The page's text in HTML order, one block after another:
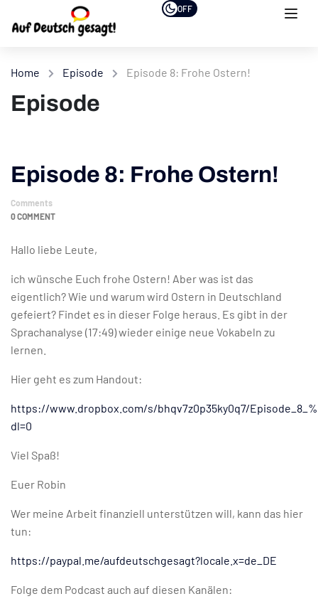
OFF
Home Episode Episode 8: Frohe Ostern!
Episode
Episode 8: Frohe Ostern!
Comments
0 COMMENT
Hallo liebe Leute,
ich wünsche Euch frohe Ostern! Aber was ist das
eigentlich? Wie und warum wird Ostern in Deutschland
gefeiert? Findet es in dieser Folge heraus. Es gibt in der
Sprachanalyse (17:49) wieder einige neue Vokabeln zu
lernen.
Hier geht es zum Handout:
https://www.dropbox.com/s/bhqv7z0p35ky0q7/
dl=0
Viel Spaß!
Euer Robin
Wer meine Arbeit finanziell unterstützen will, kann das hier
tun:
https://paypal.me/aufdeutschgesagt?locale.x=de_DE
Folge dem Podcast auch auf diesen Kanälen: